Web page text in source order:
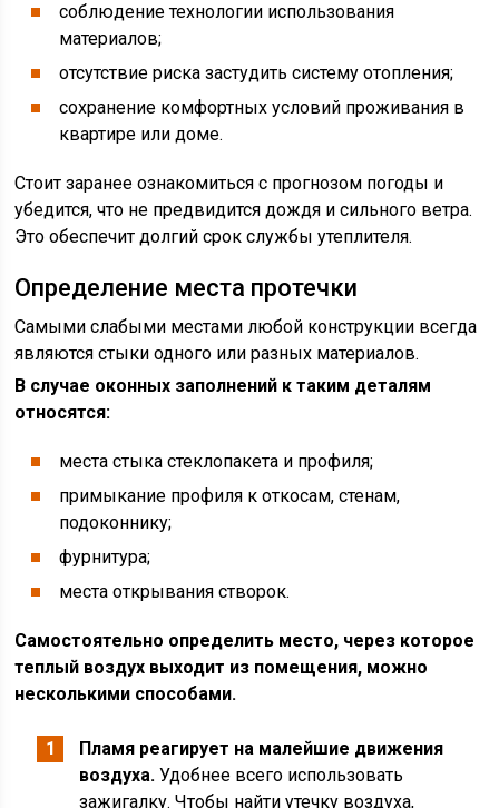
соблюдение технологии использования
материалов;
отсутствие риска застудить систему отопления;
сохранение комфортных условий проживания в
квартире или доме.
Стоит заранее ознакомиться с прогнозом погоды и
убедится, что не предвидится дождя и сильного ветра.
Это обеспечит долгий срок службы утеплителя.
Определение места протечки
Самыми слабыми местами любой конструкции всегда
являются стыки одного или разных материалов.
В случае оконных заполнений к таким деталям
относятся:
места стыка стеклопакета и профиля;
примыкание профиля к откосам, стенам,
подоконнику;
фурнитура;
места открывания створок.
Самостоятельно определить место, через которое
теплый воздух выходит из помещения, можно
несколькими способами.
Пламя реагирует на малейшие движения
воздуха. Удобнее всего использовать
зажигалку. Чтобы найти утечку воздуха,